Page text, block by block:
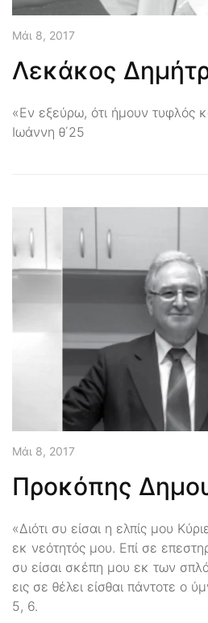
Μάι 8, 2017
Λεκάκος
«Εν εξεύρω, ότι ήμουν τυφλός
Ιωάννη θ΄25
Μάι 8, 2017
Προκόπης
«Διότι συ είσαι η ελπίς μου
εκ νεότητός μου. Επί σε
συ είσαι σκέπη μου εκ των
εις σε θέλει είσθαι πάντοτε ο
5, 6.